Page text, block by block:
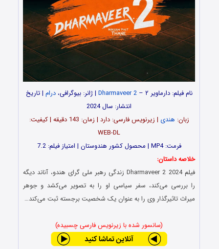
نام فیلم: دارماویر ۲ – Dharmaveer 2 | ژانر: بیوگرافی،درام | تاریخ
انتشار: سال 2024
زبان: هندی
| زیرنویس فارسی: دارد | زمان: 143 دقیقه | کیفیت:
WEB-DL
فرمت: MP4 | محصول کشور هندوستان | امتیاز فیلم: 7.2
خلاصه داستان:
فیلم Dharmaveer 2 2024 زندگی رهبر ملی گرای هندو، آناند دیگه
را بررسی می‌کند، سفر سیاسی او را به تصویر می‌کشد و جوهر
میراث تاثیرگذار وی را به عنوان یک شخصیت برجسته ثبت می‌کند…
(سانسور شده با زیرنویس فارسی چسبیده)